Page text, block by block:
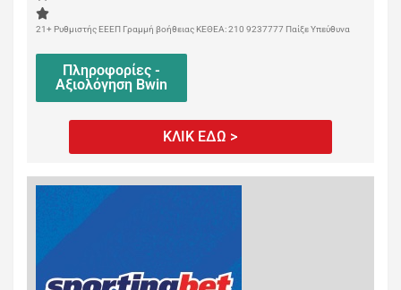
21+ Ρυθμιστής ΕΕΕΠ Γραμμή βοήθειας ΚΕΘΕΑ: 210 9237777 Παίξε Υπεύθυνα
Πληροφορίες -
Αξιολόγηση Bwin
ΚΛΙΚ ΕΔΩ >